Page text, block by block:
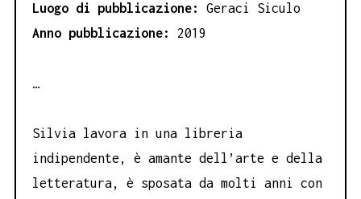
Luogo di pubblicazione: Geraci Siculo
Anno pubblicazione: 2019
…
Silvia lavora in una libreria
indipendente, è amante dell’arte e della
letteratura, è sposata da molti anni con